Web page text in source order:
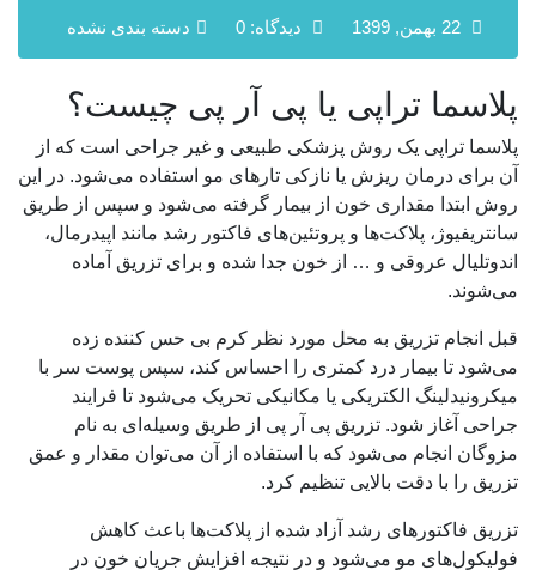
دیدگاه: 0 دسته بندی نشده
پلاسما تراپی یا پی آر پی چیست؟
پلاسما تراپی یک روش پزشکی طبیعی و غیر جراحی است که از
آن برای درمان ریزش یا نازکی تارهای مو استفاده می‌شود. در این
روش ابتدا مقداری خون از بیمار گرفته می‌شود و سپس از طریق
سانتریفیوژ، پلاکت‌ها و پروتئین‌های فاکتور رشد مانند اپیدرمال،
اندوتلیال عروقی و … از خون جدا شده و برای تزریق آماده
می‌شوند.
قبل انجام تزریق به محل مورد نظر کرم بی حس کننده زده
می‌شود تا بیمار درد کمتری را احساس کند، سپس پوست سر با
میکرونیدلینگ الکتریکی یا مکانیکی تحریک می‌شود تا فرایند
جراحی آغاز شود. تزریق پی آر پی از طریق وسیله‌ای به نام
مزوگان انجام می‌شود که با استفاده از آن می‌توان مقدار و عمق
تزریق را با دقت بالایی تنظیم کرد.
تزریق فاکتورهای رشد آزاد شده از پلاکت‌ها باعث کاهش
فولیکول‌های مو می‌شود و در نتیجه افزایش جریان خون در